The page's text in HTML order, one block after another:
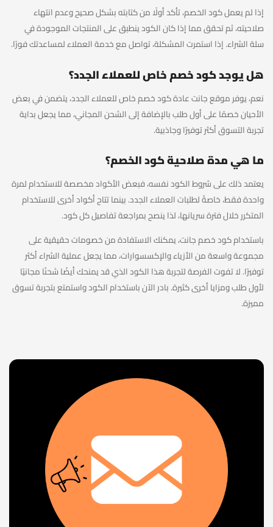
إذا لم يعمل كود الخصم، تأكد أولًا من كتابته بشكل صحيح وعدم انتهاء
صلاحيته، ثم تحقق مما إذا كان الكود ينطبق على المنتجات الموجودة في
سلة الشراء. إذا استمرت المشكلة، تواصل مع خدمة العملاء لمساعدتك فورًا.
هل يوجد كود خصم خاص للعملاء الجدد؟
نعم، يوفر موقع جانت عادة كود خصم خاص للعملاء الجدد، يتضمن في بعض
الأحيان خصمًا على أول طلب بالإضافة إلى الشحن المجاني، مما يجعل بداية
تجربة التسوق أكثر توفيرًا وجاذبية.
ما هي مدة صلاحية كود الخصم؟
يعتمد ذلك على شروط الكود نفسه، فبعض الأكواد مخصصة للاستخدام لمرة
واحدة فقط، خاصةً لطلبات العملاء الجدد. بينما تتاح أكواد أخرى للاستخدام
المتكرر خلال فترة سريانها، لذا ينصح بمراجعة تفاصيل كل كود.
باستخدام كود خصم جانت، يمكنك الاستفادة من خصومات حقيقية على
مجموعة واسعة من الأزياء والإكسسوارات، مما يجعل عملية الشراء أكثر
توفيرًا. لا تفوت الفرصة لتجربة هذا الكود الذي قد يمنحك أيضًا شحنًا مجانيًا
لأول طلب ومزايا أخرى كثيرة. بادر الآن باستخدام الكود واستمتع بتجربة تسوق
مميزة.